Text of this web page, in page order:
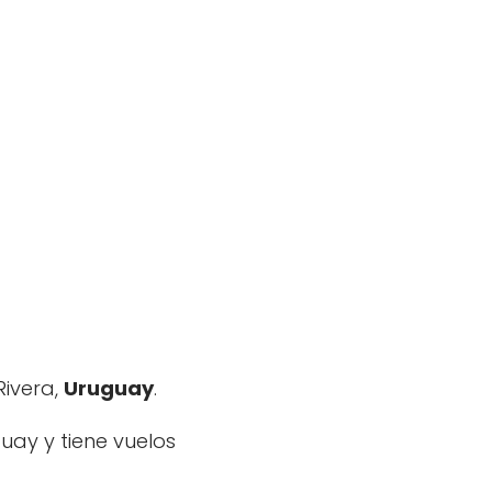
Uruguay.
y tiene vuelos